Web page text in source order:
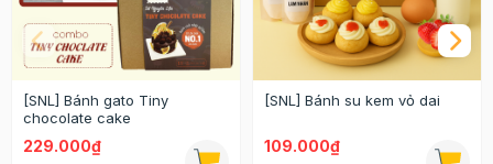
[SNL] Bánh gato Tiny
chocolate cake
229.000₫
[SNL] Bánh su kem vỏ dai
109.000₫